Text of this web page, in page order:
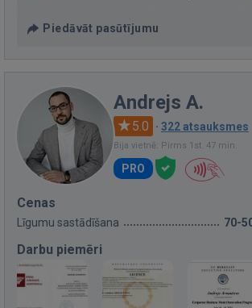
Piedāvāt pasūtījumu
Andrejs A.
5.0 · 322 atsauksmes
Bija vietnē: Pirms 1st. 47 min.
PRO
Cenas
Līgumu sastādīšana 70-
Darbu piemēri